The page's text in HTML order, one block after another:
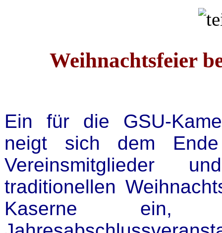
Weihnachtsfeier
Ein für die GSU-
neigt sich dem
Vereinsmitglieder
traditionellen
Kaserne